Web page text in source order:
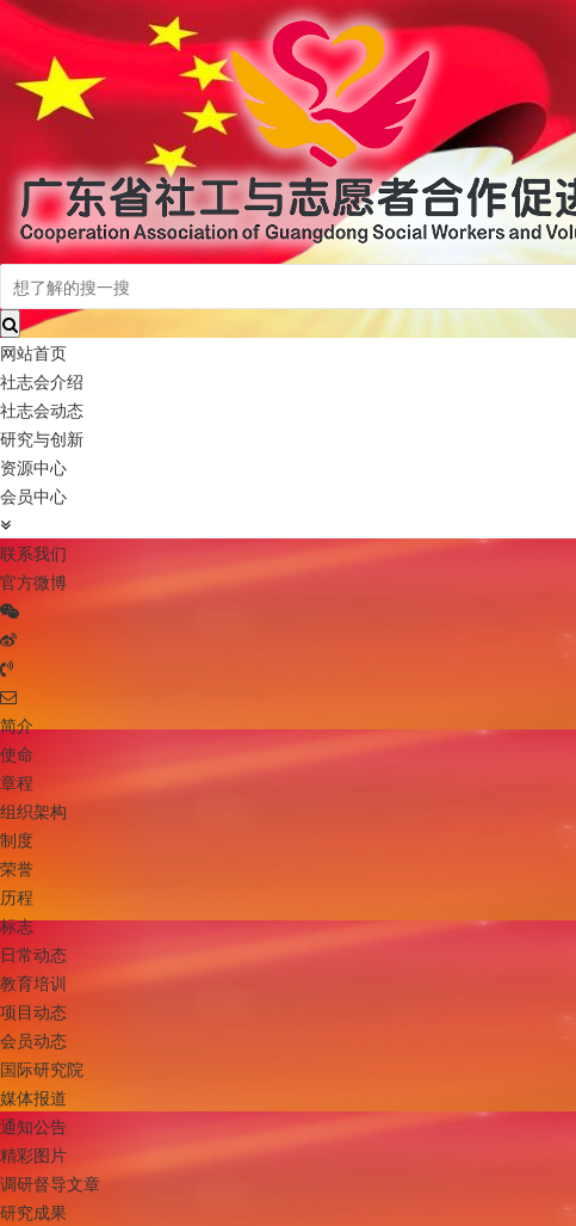
网站首页
社志会介绍
社志会动态
研究与创新
资源中心
会员中心
联系我们
官方微博
简介
使命
章程
组织架构
制度
荣誉
历程
标志
日常动态
教育培训
项目动态
会员动态
国际研究院
媒体报道
通知公告
精彩图片
调研督导文章
研究成果